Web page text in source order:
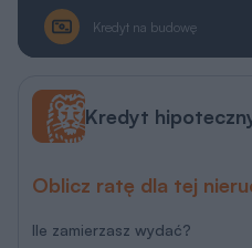
Kredyt na budowę
Kredyt
Oblicz ratę dla tej
Ile zamierzasz wydać?